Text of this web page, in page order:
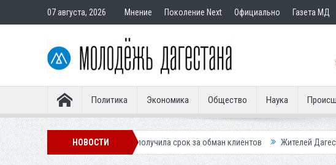
07 августа, 2026 Мнение Поколение Next Официально Газета МД
Политика Экономика Общество Наука
НОВОСТИ
Соцфонда получила срок за обман клиентов Жителей Дагестана приглашает